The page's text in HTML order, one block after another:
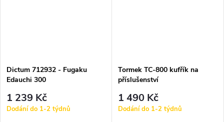
Dictum 712932 - Fugaku
Edauchi 300
1 239 Kč
Dodání do 1-2 týdnů
Tormek TC-800 kufřík na
příslušenství
1 490 Kč
Dodání do 1-2 týdnů